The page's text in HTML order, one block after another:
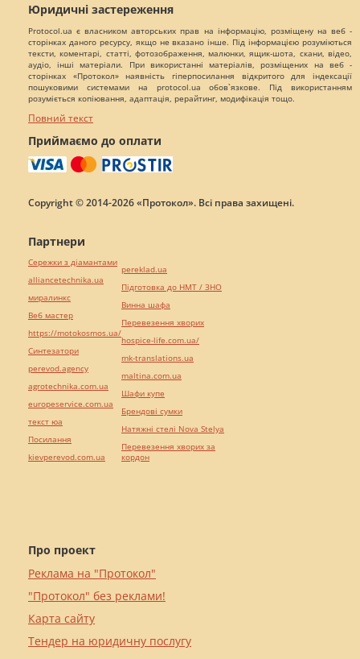
Юридичні застереження
Protocol.ua є власником авторських прав на інформацію, розміщену на веб -
сторінках даного ресурсу, якщо не вказано інше. Під інформацією розуміються
тексти, коментарі, статті, фотозображення, малюнки, ящик-шота, скани, відео,
аудіо, інші матеріали. При використанні матеріалів, розміщених на веб -
сторінках «Протокол» наявність гіперпосилання відкритого для індексації
пошуковими системами на protocol.ua обов`язкове. Під використанням
розуміється копіювання, адаптація, рерайтинг, модифікація тощо.
Повний текст
Приймаємо до оплати
Copyright © 2014-2026 «Протокол». Всі права захищені.
Про проект
Реклама на "Протокол"
"Протокол" без реклами!
Карта сайту
Тендер на юридичну послугу
Партнери
Сережки з діамантами
alliancetechnika.ua
миралинкс
Веб мастер
https://motokosmos.ua/
Синтезатори
perevod.agency
agrotechnika.com.ua
europeservice.com.ua
текст юа
Посилання
kievperevod.com.ua
pereklad.ua
Підготовка до НМТ / ЗНО
Винна шафа
Перевезення хворих
hospice-life.com.ua/
mk-translations.ua
maltina.com.ua
Шафи купе
Брендові сумки
Натяжні стелі Nova Stelya
Перевезення хворих за
кордон